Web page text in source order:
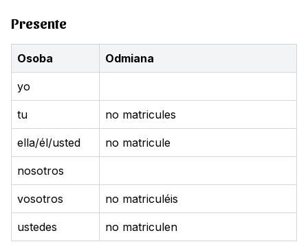
Presente
Osoba Odmiana
yo
tu no matricules
ella/él/usted no matricule
nosotros
vosotros no matriculéis
ustedes
no matriculen